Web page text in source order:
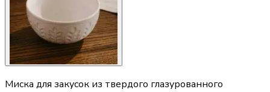
Миска для закусок из твердого глазурованного